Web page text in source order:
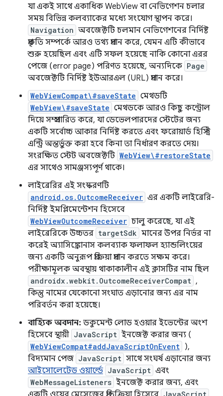
যা একই সাথে একাধিক WebView বা নেভিগেশন চলার
সময় বিভিন্ন কলব্যাকের মধ্যে সংযোগ স্থাপন করে।
Navigation অবজেক্টটি চলমান নেভিগেশনের নির্দিষ্ট
প্রকৃতি সম্পর্কে আরও তথ্য প্রদান করে, যেমন এটি কীভাবে
শুরু হয়েছিল এবং এটি সফল হয়েছে নাকি কোনো এরর
পেজে (error page) পরিণত হয়েছে, অন্যদিকে Page
অবজেক্টটি নির্দিষ্ট ইউআরএল (URL) প্রদান করে।
WebViewCompat\#saveState মেথডটি
WebView\#saveState মেথডকে আরও কিছু কন্ট্রোল
দিয়ে সম্প্রসারিত করে, যা ডেভেলপারদের স্টেটের জন্য
একটি সর্বোচ্চ আকার নির্দিষ্ট করতে এবং ফরোয়ার্ড হিস্ট্রি
এন্ট্রি অন্তর্ভুক্ত করা হবে কিনা তা নির্ধারণ করতে দেয়।
সংরক্ষিত স্টেট অবজেক্টটি WebView\#restoreState
এর সাথেও সামঞ্জস্যপূর্ণ থাকে।
লাইব্রেরির এই সংস্করণটি
android.os.OutcomeReceiver এর একটি লাইব্রেরি-
নির্দিষ্ট ইমপ্লিমেন্টেশন হিসেবে
WebViewOutcomeReceiver চালু করেছে, যা এই
লাইব্রেরিকে উচ্চতর targetSdk মানের উপর নির্ভর না
করেই অ্যাসিঙ্ক্রোনাস কলব্যাক ফলাফল হ্যান্ডলিংয়ের
জন্য একটি অনুরূপ প্রক্রিয়া প্রদান করতে সক্ষম করে।
পরীক্ষামূলক অবস্থায় থাকাকালীন এই ক্লাসটির নাম ছিল
androidx.webkit.OutcomeReceiverCompat ,
কিন্তু নামের যেকোনো সংঘাত এড়ানোর জন্য এর নাম
পরিবর্তন করা হয়েছে।
বাহ্যিক অবদান: ডকুমেন্ট লোড হওয়ার ইভেন্টের অংশ
হিসেবে স্থায়ী JavaScript ইনজেক্ট করার জন্য (
WebViewCompat#addJavaScriptOnEvent ),
বিদ্যমান পেজ JavaScript সাথে সংঘর্ষ এড়ানোর জন্য
আইসোলেটেড ওয়ার্ল্ডে JavaScript এবং
WebMessageListeners ইনজেক্ট করার জন্য, এবং